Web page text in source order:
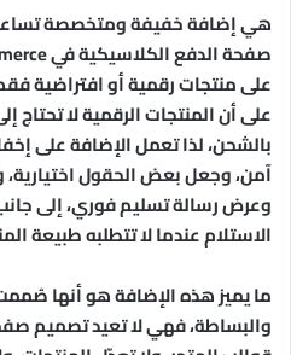
هي إضافة خفيفة ومتخصصة
على منتجات رقمية أو افتراضية
على أن المنتجات الرقمية لا تحتاج
بالشحن، لذا تعمل الإضافة على
آمن، وجعل بعض الحقول اختيارية،
وعرض رسالة تسليم فوري، إلى
الاستلام عندما لا تتطلبه طبيعة
ما يميز هذه الإضافة هو أنها
والبساطة، فهي لا تعيد تصميم